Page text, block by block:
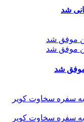
شد
شد